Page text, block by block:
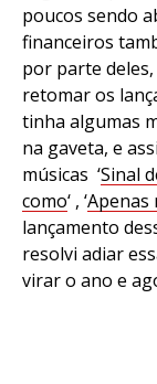
poucos sendo
financeiros
por parte
retomar os
tinha algumas
na gaveta, e
músicas ‘Sinal
como‘ , ‘Apenas
lançamento
resolvi adiar
virar o ano e